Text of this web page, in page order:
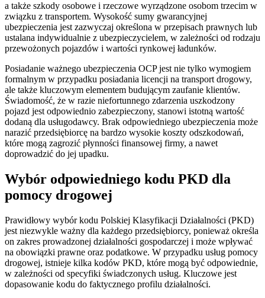
a także szkody osobowe i rzeczowe wyrządzone osobom trzecim w
związku z transportem. Wysokość sumy gwarancyjnej
ubezpieczenia jest zazwyczaj określona w przepisach prawnych lub
ustalana indywidualnie z ubezpieczycielem, w zależności od rodzaju
przewożonych pojazdów i wartości rynkowej ładunków.
Posiadanie ważnego ubezpieczenia OCP jest nie tylko wymogiem
formalnym w przypadku posiadania licencji na transport drogowy,
ale także kluczowym elementem budującym zaufanie klientów.
Świadomość, że w razie niefortunnego zdarzenia uszkodzony
pojazd jest odpowiednio zabezpieczony, stanowi istotną wartość
dodaną dla usługodawcy. Brak odpowiedniego ubezpieczenia może
narazić przedsiębiorcę na bardzo wysokie koszty odszkodowań,
które mogą zagrozić płynności finansowej firmy, a nawet
doprowadzić do jej upadku.
Wybór odpowiedniego kodu PKD dla
pomocy drogowej
Prawidłowy wybór kodu Polskiej Klasyfikacji Działalności (PKD)
jest niezwykle ważny dla każdego przedsiębiorcy, ponieważ określa
on zakres prowadzonej działalności gospodarczej i może wpływać
na obowiązki prawne oraz podatkowe. W przypadku usług pomocy
drogowej, istnieje kilka kodów PKD, które mogą być odpowiednie,
w zależności od specyfiki świadczonych usług. Kluczowe jest
dopasowanie kodu do faktycznego profilu działalności.